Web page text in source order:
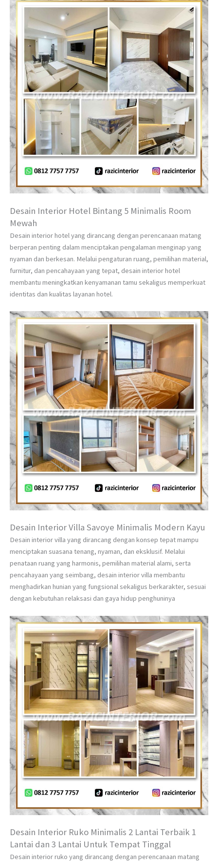
Desain Interior Hotel Bintang 5 Minimalis Room
Mewah
Desain interior hotel yang dirancang dengan perencanaan matang
berperan penting dalam menciptakan pengalaman menginap yang
nyaman dan berkesan. Melalui pengaturan ruang, pemilihan material,
furnitur, dan pencahayaan yang tepat, desain interior hotel
membantu meningkatkan kenyamanan tamu sekaligus memperkuat
identitas dan kualitas layanan hotel.
Desain Interior Villa Savoye Minimalis Modern Kayu
Desain interior villa yang dirancang dengan konsep tepat mampu
menciptakan suasana tenang, nyaman, dan eksklusif. Melalui
penataan ruang yang harmonis, pemilihan material alami, serta
pencahayaan yang seimbang, desain interior villa membantu
menghadirkan hunian yang fungsional sekaligus berkarakter, sesuai
dengan kebutuhan relaksasi dan gaya hidup penghuninya
Desain Interior Ruko Minimalis 2 Lantai Terbaik 1
Lantai dan 3 Lantai Untuk Tempat Tinggal
Desain interior ruko yang dirancang dengan perencanaan matang